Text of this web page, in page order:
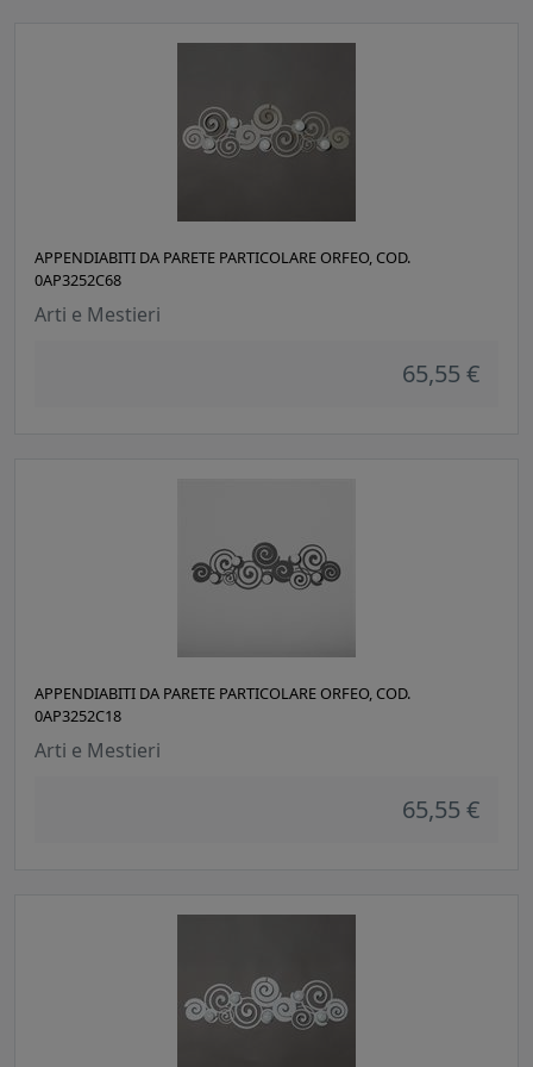
APPENDIABITI DA PARETE PARTICOLARE ORFEO, COD.
0AP3252C68
Arti e Mestieri
65,55 €
APPENDIABITI DA PARETE PARTICOLARE ORFEO, COD.
0AP3252C18
Arti e Mestieri
65,55 €